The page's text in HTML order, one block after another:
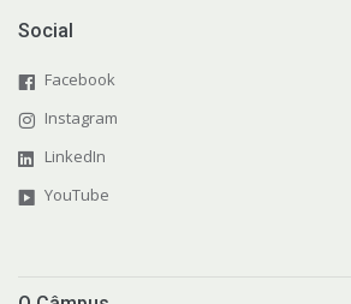
Social
Facebook
Instagram
LinkedIn
YouTube